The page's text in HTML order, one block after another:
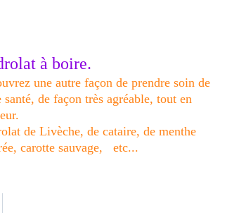
à boire.
une autre façon de prendre soin de
santé, de façon très agréable, tout en
de Livèche, de cataire, de menthe
carotte sauvage, etc...